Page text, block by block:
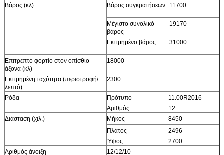
Βάρος (κλ)
Βάρος συγκρατήσεων 11700
Μέγιστο συνολικό
βάρος
19170
Εκτιμημένο βάρος 31000
Επιτρεπτό φορτίο στον οπίσθιο
άξονα (κλ)
18000
Εκτιμημένη ταχύτητα (περιστροφή/
λεπτό)
2300
Ρόδα Πρότυπο
11.00R2016
Αριθμός
12
Διάσταση (χιλ.)
Μήκος
8450
Πλάτος
2496
Ύψος
2700
Αριθμός άνοιξη
12/12/10